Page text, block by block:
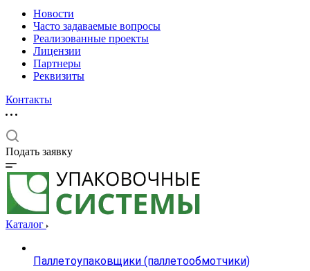
Новости
Часто задаваемые вопросы
Реализованные проекты
Лицензии
Партнеры
Реквизиты
Контакты
Подать заявку
Каталог
Паллетоупаковщики (паллетообмотчики)